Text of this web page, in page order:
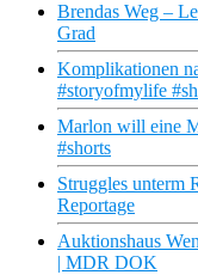
Brendas Weg –
Grad
Komplikationen
#storyofmylife
Marlon will eine
#shorts
Struggles unterm
Reportage
Auktionshaus
| MDR DOK